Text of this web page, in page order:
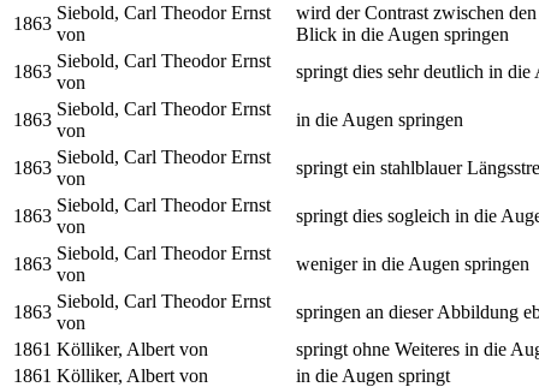
1863
Siebold, Carl Theodor Ernst
von
wird der Contrast zwischen
Blick in die Augen springen
1863
Siebold, Carl Theodor Ernst
von
springt dies sehr deutlich in die
1863
Siebold, Carl Theodor Ernst
von
in die Augen springen
1863
Siebold, Carl Theodor Ernst
von
springt ein stahlblauer
1863
Siebold, Carl Theodor Ernst
von
springt dies sogleich in die
1863
Siebold, Carl Theodor Ernst
von
weniger in die Augen springen
1863
Siebold, Carl Theodor Ernst
von
springen an dieser Abbildung
1861 Kölliker, Albert von
springt ohne Weiteres in die
1861 Kölliker, Albert von
in die Augen springt